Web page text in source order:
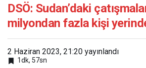
DSÖ: Sudan’daki
milyondan fazla kişi
2 Haziran 2023, 21:20 yayınlandı
1dk, 57sn